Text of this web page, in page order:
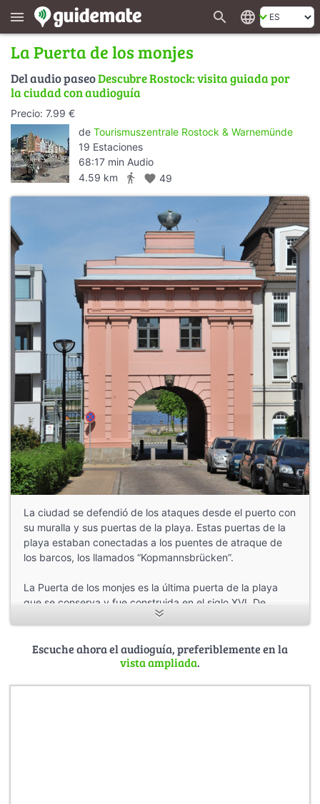
menu search language
La Puerta de los monjes
Del audio paseoDescubre Rostock: visita guiada por
la ciudad con audioguía
Precio: 7.99 €
de Tourismuszentrale Rostock & Warnemünde
19 Estaciones
68:17 min Audio
4.59 km
directions_walk favorite 49
La ciudad se defendió de los ataques desde el puerto con
su muralla y sus puertas de la playa. Estas puertas de la
playa estaban conectadas a los puentes de atraque de
los barcos, los llamados “Kopmannsbrücken”.
La Puerta de los monjes es la última puerta de la playa
que se conserva y fue construida en el siglo XVI. De
origen gótico, fue reconstruido en estilo clasicista en
Universidad de Rostock.
Escuche ahora el audioguía, preferiblemente en la
vista ampliada.